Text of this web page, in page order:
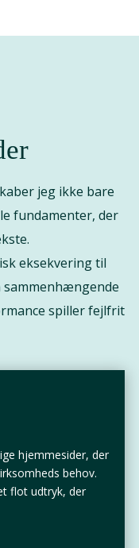
jeg ikke bare
fundamenter, der
eksekvering til
sammenhængende
spiller fejlfrit
hjemmesider, der
behov.
flot udtryk, der